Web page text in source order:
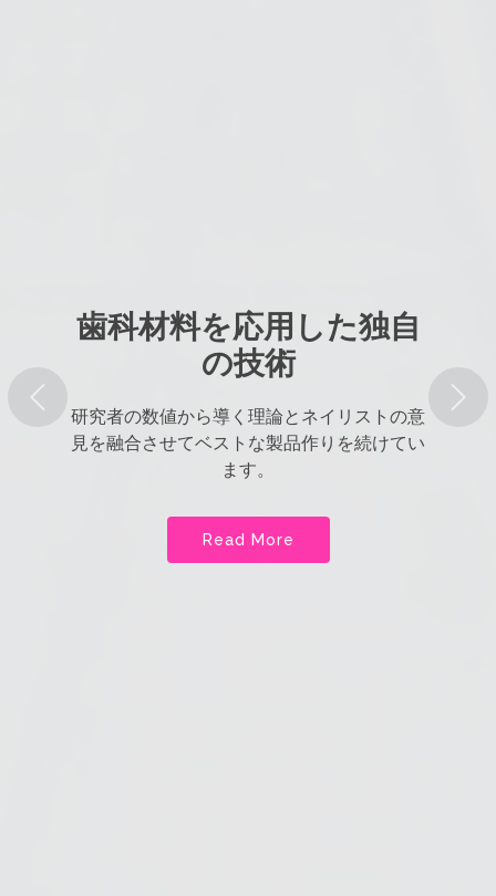
歯科材料を応用した独自
の技術
研究者の数値から導く理論とネイリストの意
見を融合させてベストな製品作りを続けてい
ます。
Read More